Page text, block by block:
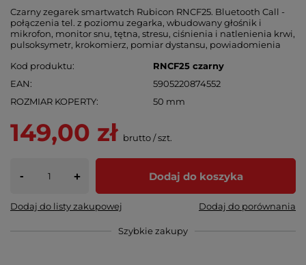
Czarny zegarek smartwatch Rubicon RNCF25. Bluetooth Call -
połączenia tel. z poziomu zegarka, wbudowany głośnik i
mikrofon, monitor snu, tętna, stresu, ciśnienia i natlenienia krwi,
pulsoksymetr, krokomierz, pomiar dystansu, powiadomienia
Kod produktu
RNCF25 czarny
EAN
5905220874552
ROZMIAR KOPERTY
50 mm
149,00 zł brutto/szt.
- + Dodaj do koszyka
Dodaj do listy zakupowej Dodaj do porównania
Szybkie zakupy